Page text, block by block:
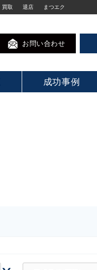
買取 退店 まつエク
お問い合わせ
成功事例